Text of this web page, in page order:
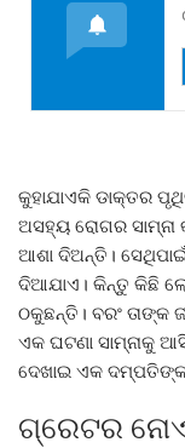
କୁହାଯାଏକି ଡାକ୍ତର
ଅସହ୍ୟ ରୋଗର
ଆଶା ଦିଅନ୍ତି।
ଦିଆଯାଏ। କିନ୍ତୁ କିଛି
ଠକୁଛନ୍ତି। ବରଂ ତାଙ୍କ
ଏକ ଘଟଣା ସାମ୍ନାକୁ
ଦେଖାଇ ଏକ
ଗ୍ରେଟର